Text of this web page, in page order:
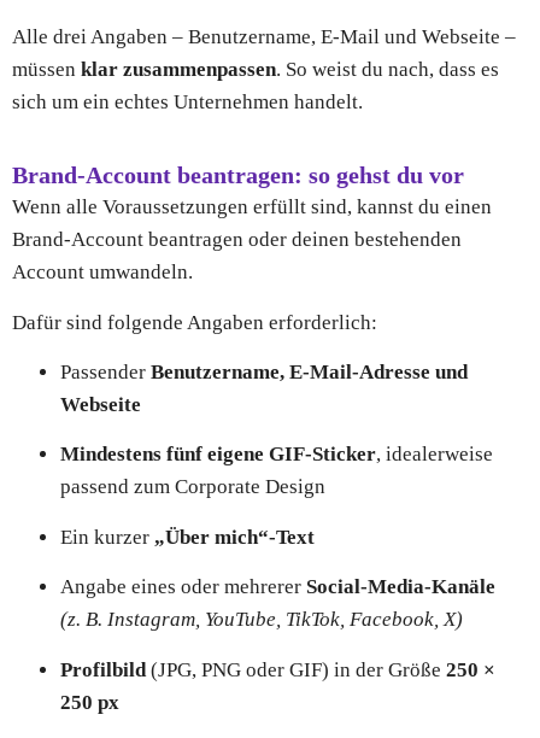
Alle drei Angaben – Benutzername, E-Mail und Webseite –
müssen klar zusammenpassen. So weist du nach, dass es
sich um ein echtes Unternehmen handelt.
Brand-Account beantragen: so gehst du vor
Wenn alle Voraussetzungen erfüllt sind, kannst du einen
Brand-Account beantragen oder deinen bestehenden
Account umwandeln.
Dafür sind folgende Angaben erforderlich:
Passender Benutzername, E-Mail-Adresse und
Webseite
Mindestens fünf eigene GIF-Sticker, idealerweise
passend zum Corporate Design
Ein kurzer „Über mich“-Text
Angabe eines oder mehrerer Social-Media-Kanäle
(z. B. Instagram, YouTube, TikTok, Facebook, X)
Profilbild (JPG, PNG oder GIF) in der Größe 250 ×
250 px